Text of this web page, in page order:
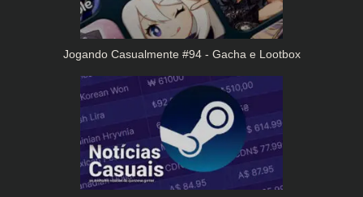
Jogando Casualmente #94 - Gacha e Lootbox